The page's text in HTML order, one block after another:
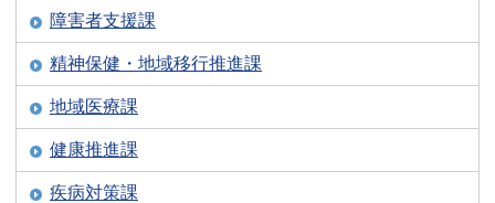
障害者支援課
精神保健・地域移行推進課
地域医療課
健康推進課
疾病対策課